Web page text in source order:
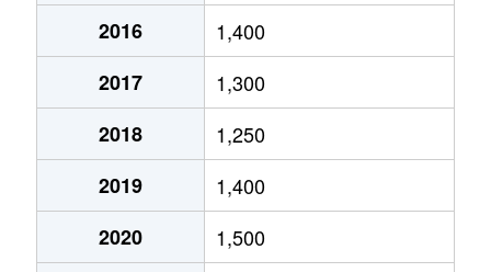
月寒西３条
1,500万円
月寒西３条
1,700万円
月寒西３条
1,800万円
月寒西４条
1,700万円
月寒西４条
880万円
2016
1,400
2017
1,300
2018
1,250
2019
1,400
2020
1,500